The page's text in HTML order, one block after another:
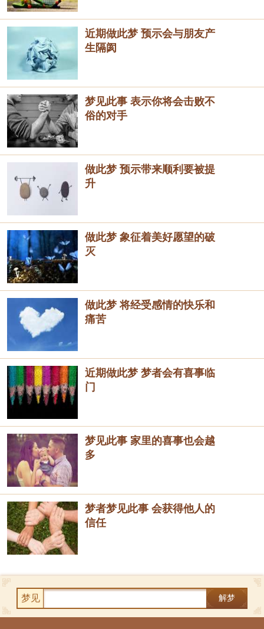
近期做此梦 预示会与朋友产
生隔阂
梦见此事 表示你将会击败不
俗的对手
做此梦 预示带来顺利要被提
升
做此梦 象征着美好愿望的破
灭
做此梦 将经受感情的快乐和
痛苦
近期做此梦 梦者会有喜事临
门
梦见此事 家里的喜事也会越
多
梦者梦见此事 会获得他人的
信任
梦见 解梦